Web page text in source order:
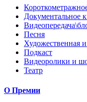
Документальное
Песня
Художественная и
Подкаст
Видеоролики и
Театр
О Премии